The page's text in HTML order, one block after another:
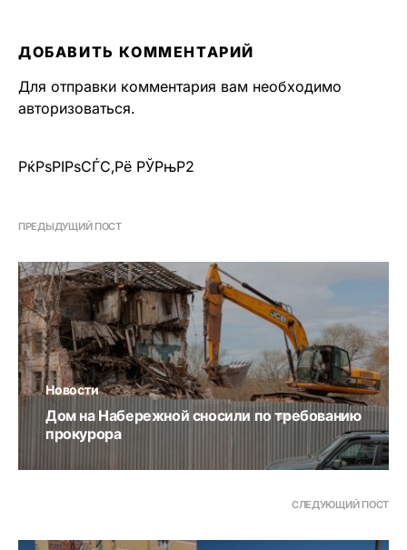
ДОБАВИТЬ КОММЕНТАРИЙ
Для отправки комментария вам необходимо
авторизоваться.
РќРѕРІРѕСЃС‚Рё РЎРњР2
ПРЕДЫДУЩИЙ ПОСТ
Новости
Дом на Набережной сносили по требованию
прокурора
СЛЕДУЮЩИЙ ПОСТ